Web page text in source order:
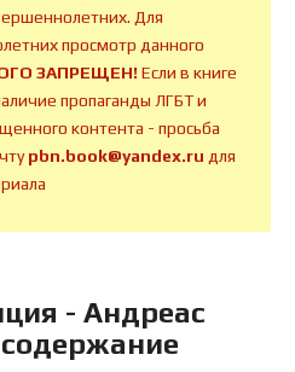
Для
просмотр данного
ЗАПРЕЩЕН!Если в книге
пропаганды ЛГБТ и
контента - просьба
pbn.book@yandex.ru для
- Андреас